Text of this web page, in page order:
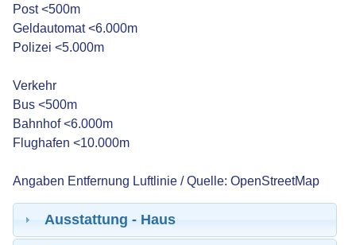
Post <500m
Geldautomat <6.000m
Polizei <5.000m
Verkehr
Bus <500m
Bahnhof <6.000m
Flughafen <10.000m
Angaben Entfernung Luftlinie / Quelle: OpenStreetMap
Ausstattung - Haus